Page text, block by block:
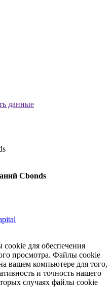
данные
Cbonds
cookie для обеспечения
просмотра. Файлы cookie
вашем компьютере для того,
и точность нашего
случаях файлы cookie